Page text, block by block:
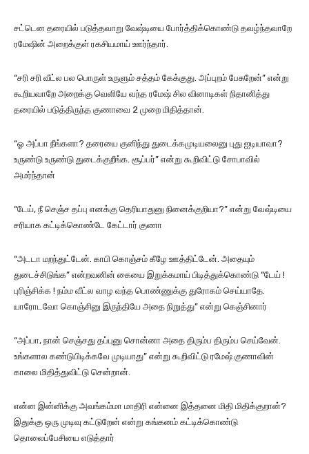
சட்டென தரையில் படுத்தவாறு வேஷ்டியை போர்த்திக்கொண்டு தவழ்ந்தவாறே
ரமேஷின் அறைக்குள் ரகசியமாய் ஊர்ந்தார்.
“சரி சரி வீட்ல பல பொருள் உருளும் சத்தம் கேக்குது. அப்புறம் பேசுறேன்” என்று
கூறியவாறே அறைக்கு வெளியே வந்த ரமேஷ் சில வினாடிகள் நிதானித்து
தரையில் படுத்திருந்த குணாவை 2 முறை மிதித்தான்.
“ஓ அப்பா நீங்களா? தரையை குனிந்து துடைக்கமுடியலைனு புது ஐடியாவா?
உருண்டு உருண்டு துடைக்குறீங்க. சூப்பர்” என்று கூறிவிட்டு சோபாவில்
அமர்ந்தான்
“டேய், நீ செஞ்ச தப்பு எனக்கு தெரியாதுனு நினைக்குறியா?” என்று வேஷ்டியை
சரியாக கட்டிக்கொண்டே கேட்டார் குணா
“அடடா மறந்துட்டேன். காபி கொஞ்சம் கீழே ஊத்திட்டேன். அதையும்
துடைச்சிடுங்க” என்றவனின் கையை இறுக்கமாய் பிடித்துக்கொண்டு “டேய் !
புரிஞ்சிக்க ! நம்ம வீட்ல வாழ வந்த பொண்ணுக்கு துரோகம் செய்யாதே.
யாரோடவோ கொஞ்சினு இருந்தியே அதை நிறுத்து” என்று கெஞ்சினார்
“அப்பா, நான் செஞ்சது தப்புனு சொன்னா அதை திரும்ப திரும்ப செய்வேன்.
உங்களால கண்டுபிடிக்கவே முடியாது” என்று கூறிவிட்டு ரமேஷ் குணாவின்
காலை மிதித்துவிட்டு சென்றான்.
என்ன இன்னிக்கு அவங்கம்மா மாதிரி என்னை இத்தனை மிதி மிதிக்குறான்?
இதுக்கு ஒரு முடிவு கட்டுறேன் என்று கங்கனம் கட்டிக்கொண்டு
தொலைப்பேசியை எடுத்தார்